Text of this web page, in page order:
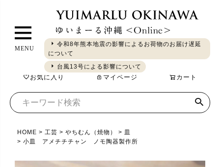
MENU
令和8年熊本地震の影響によるお荷物のお届け遅延
について
台風13号による影響について
やちむん 琉球ガラス シーサー 染織 食品
お気に入り マイページ カート
HOME 工芸 やちむん（焼物）
皿
小皿 アメチチチャン ノモ陶器製作所
ジ
へ